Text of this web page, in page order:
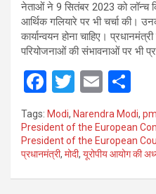
नेताओं ने 9 सितंबर 2023 को लॉन्च
आर्थिक गलियारे पर भी चर्चा की।
कार्यान्वयन होना चाहिए।
परियोजनाओं की संभावनाओं पर भी
F
a
ce
b
o
T
wi
tt
er
E
m
ail
h
ar
e
Tags: Modi, Narendra Modi,
President of the European
President of the European
प्रधानमंत्री, मोदी, यूरोपीय आयोग की